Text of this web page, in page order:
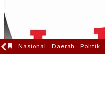
Nasional Daerah Politik